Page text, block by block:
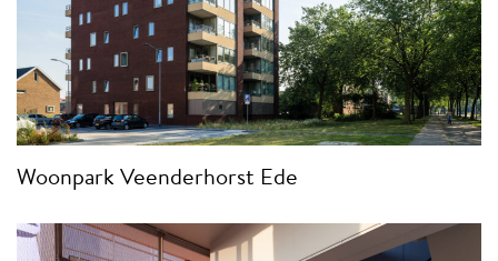
Woonpark Veenderhorst Ede